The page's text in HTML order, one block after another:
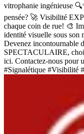
vitrophanie ingénieuse
pensée? 🚀 Visibilité
chaque coin de rue! 🎨
identité visuelle sous
Devenez incontournable
SPECTACULAIRE,
ici. Contactez-nous pour
#Signalétique #Visibilité